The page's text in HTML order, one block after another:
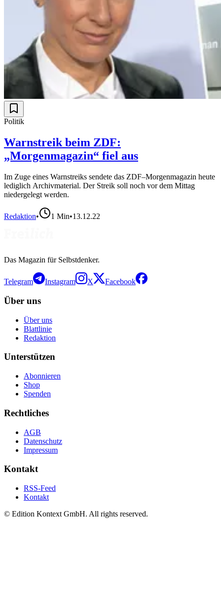
Politik
Warnstreik beim ZDF:
„Morgenmagazin“ fiel aus
Im Zuge eines Warnstreiks sendete das ZDF–Morgenmagazin heute
lediglich Archivmaterial. Der Streik soll noch vor dem Mittag
niedergelegt werden.
Redaktion• 1 Min•13.12.22
Das Magazin für Selbstdenker.
Telegram Instagram X Facebook
Über uns
Über uns
Blattlinie
Redaktion
Unterstützen
Abonnieren
Shop
Spenden
Rechtliches
AGB
Datenschutz
Impressum
Kontakt
RSS-Feed
Kontakt
© Edition Kontext GmbH. All rights reserved.